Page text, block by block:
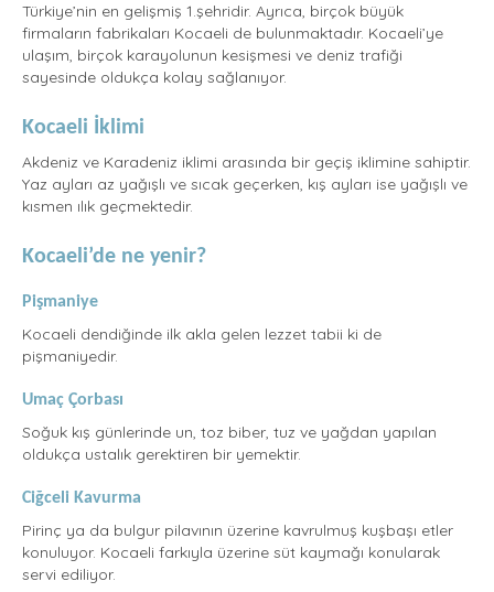
Türkiye’nin en gelişmiş 1.şehridir. Ayrıca, birçok büyük
firmaların fabrikaları Kocaeli de bulunmaktadır. Kocaeli’ye
ulaşım, birçok karayolunun kesişmesi ve deniz trafiği
sayesinde oldukça kolay sağlanıyor.
Kocaeli İklimi
Akdeniz ve Karadeniz iklimi arasında bir geçiş iklimine sahiptir.
Yaz ayları az yağışlı ve sıcak geçerken, kış ayları ise yağışlı ve
kısmen ılık geçmektedir.
Kocaeli’de ne yenir?
Pişmaniye
Kocaeli dendiğinde ilk akla gelen lezzet tabii ki de
pişmaniyedir.
Umaç Çorbası
Soğuk kış günlerinde un, toz biber, tuz ve yağdan yapılan
oldukça ustalık gerektiren bir yemektir.
Ciğceli Kavurma
Pirinç ya da bulgur pilavının üzerine kavrulmuş kuşbaşı etler
konuluyor. Kocaeli farkıyla üzerine süt kaymağı konularak
servi ediliyor.